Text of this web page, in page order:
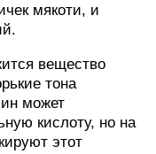
мякоти, и
вещество
тона
может
кислоту, но на
этот